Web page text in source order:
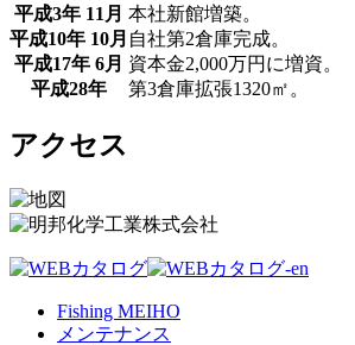
平成3年 11月 本社新館増築。
平成10年 10月 自社第2倉庫完成。
平成17年 6月 資本金2,000万円に増資。
平成28年
第3倉庫拡張1320㎡。
アクセス
Fishing MEIHO
メンテナンス